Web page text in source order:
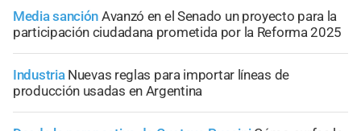
Media sanción Avanzó en el Senado un proyecto para la
participación ciudadana prometida por la Reforma 2025
Industria Nuevas reglas para importar líneas de
producción usadas en Argentina